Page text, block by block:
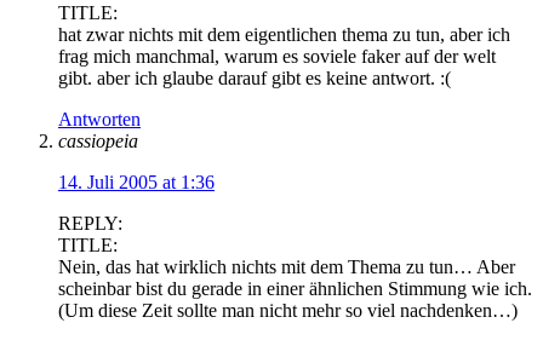
TITLE:
hat zwar nichts mit dem eigentlichen thema zu tun, aber ich
frag mich manchmal, warum es soviele faker auf der welt
gibt. aber ich glaube darauf gibt es keine antwort. :(
Antworten
cassiopeia
14. Juli 2005 at 1:36
REPLY:
TITLE:
Nein, das hat wirklich nichts mit dem Thema zu tun… Aber
scheinbar bist du gerade in einer ähnlichen Stimmung wie ich.
(Um diese Zeit sollte man nicht mehr so viel nachdenken…)